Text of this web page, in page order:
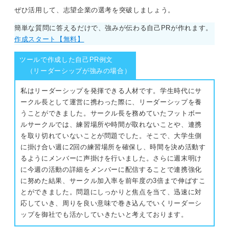
ぜひ活用して、志望企業の選考を突破しましょう。
簡単な質問に答えるだけで、強みが伝わる自己PRが作れます。
作成スタート【無料】
ツールで作成した自己PR例文
（リーダーシップが強みの場合）
私はリーダーシップを発揮できる人材です。学生時代にサ
ークル長として運営に携わった際に、リーダーシップを養
うことができました。サークル長を務めていたフットボー
ルサークルでは、練習場所や時間が取れないことや、連携
を取り切れていないことが問題でした。そこで、大学生側
に掛け合い週に2回の練習場所を確保し、時間を決め活動す
るようにメンバーに声掛けを行いました。さらに週末明け
に今週の活動の詳細をメンバーに配信することで連携強化
に努めた結果、サークル加入率を前年度の3倍まで伸ばすこ
とができました。問題にしっかりと焦点を当て、迅速に対
応していき、周りを良い意味で巻き込んでいくリーダーシ
ップを御社でも活かしていきたいと考えております。